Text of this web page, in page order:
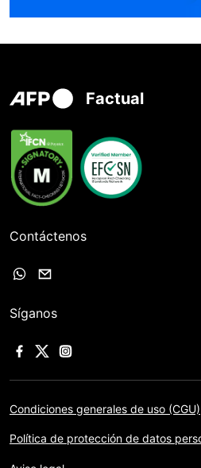
Factual
Contáctenos
Síganos
Condiciones generales de uso (CGU)
Política de protección de datos